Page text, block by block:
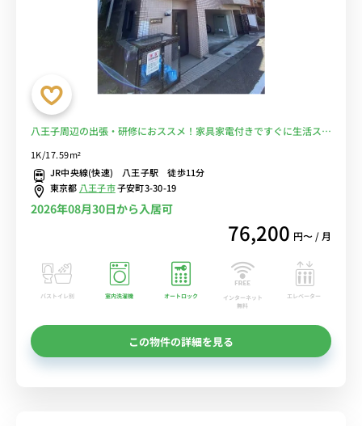
八王子周辺の出張・研修におススメ！家具家電付きですぐに生活スタ
ートOK！■選べるWi-Fi格安レンタル中！
1K/17.59m²
JR中央線(快速) 八王子駅 徒歩11分
東京都 八王子市子安町3-30-19
2026年08月30日から入居可
76,200 円〜 / 月
バストイレ別 室内洗濯機 オートロック
インターネット
無料
エレベーター
この物件の詳細を見る